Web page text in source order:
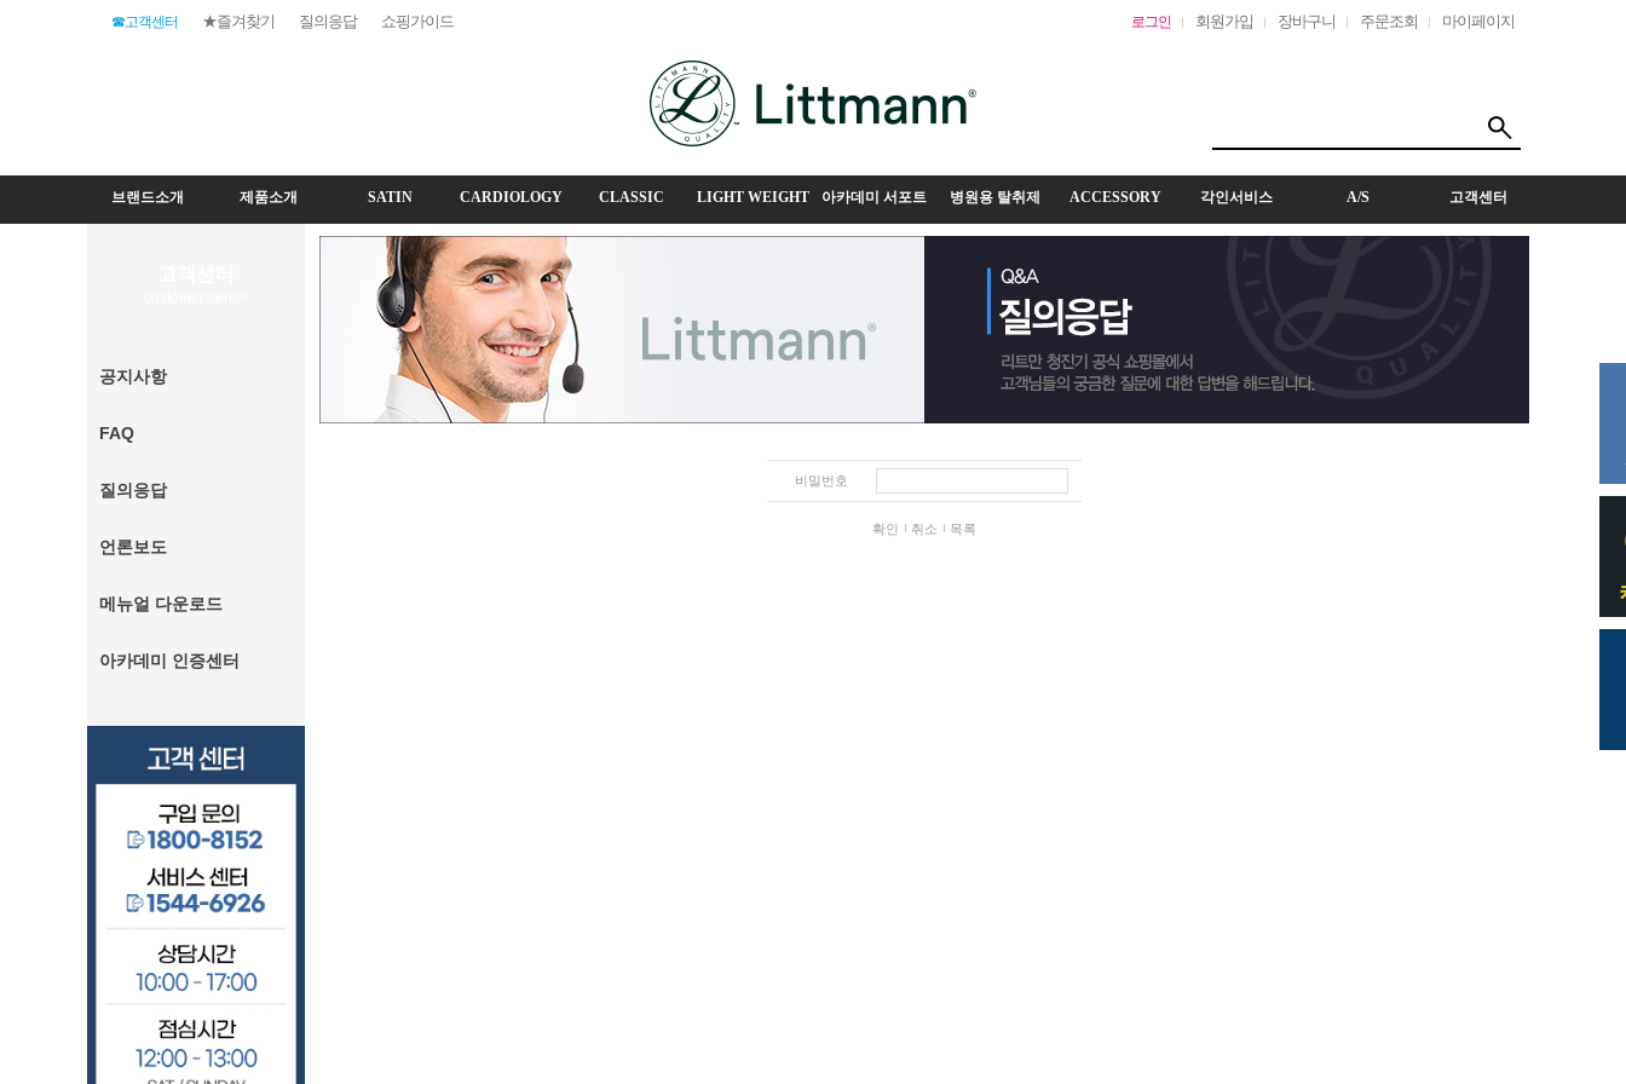
로그인 회원가입 장바구니 주문조회 마이페이지
☎고객센터 ★즐겨찾기 질의응답 쇼핑가이드
브랜드소개 제품소개 SATIN CARDIOLOGY CLASSIC LIGHT WEIGHT 아카데미 서포트 병원용 탈취제 ACCESSORY 각인서비스 A/S 고객센터
공지사항
FAQ
질의응답
언론보도
메뉴얼 다운로드
아카데미 인증센터
비밀번호
확인 취소 목록